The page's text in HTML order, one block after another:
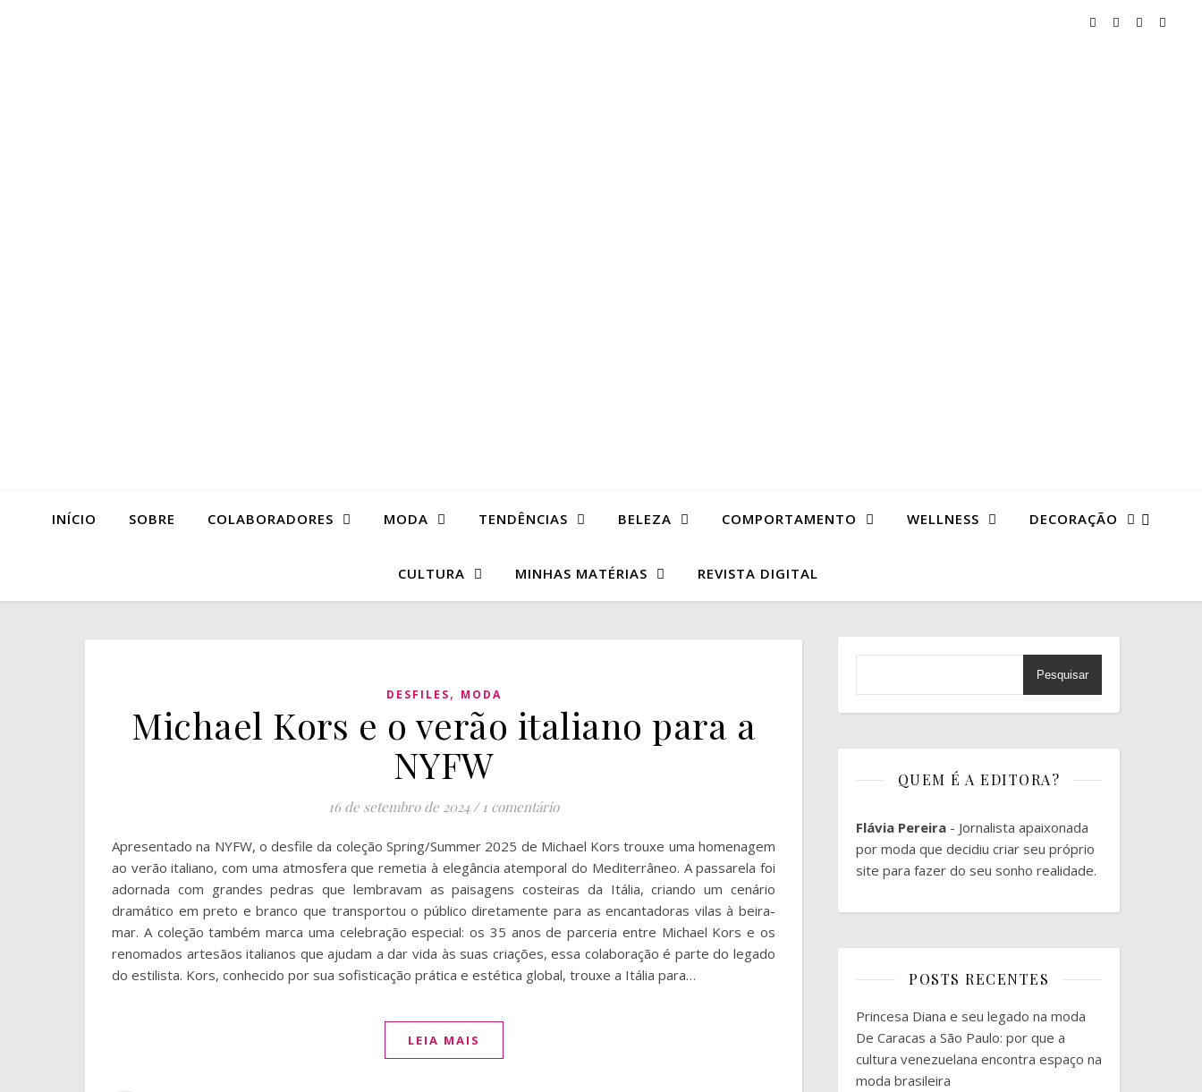
INÍCIO SOBRE COLABORADORES MODA TENDÊNCIAS BELEZA COMPORTAMENTO WELLNESS DECORAÇÃO
CULTURA MINHAS MATÉRIAS REVISTA DIGITAL
DESFILES, MODA
Michael Kors e o verão italiano para a
NYFW
16 de setembro de 2024 / 1 comentário
Apresentado na NYFW, o desfile da coleção Spring/Summer 2025 de Michael Kors trouxe uma homenagem
ao verão italiano, com uma atmosfera que remetia à elegância atemporal do Mediterrâneo. A passarela foi
adornada com grandes pedras que lembravam as paisagens costeiras da Itália, criando um cenário
dramático em preto e branco que transportou o público diretamente para as encantadoras vilas à beira-
mar. A coleção também marca uma celebração especial: os 35 anos de parceria entre Michael Kors e os
renomados artesãos italianos que ajudam a dar vida às suas criações, essa colaboração é parte do legado
do estilista. Kors, conhecido por sua sofisticação prática e estética global, trouxe a Itália para…
LEIA MAIS
Pesquisar
QUEM É A EDITORA?
Flávia Pereira - Jornalista apaixonada
por moda que decidiu criar seu próprio
site para fazer do seu sonho realidade.
POSTS RECENTES
Princesa Diana e seu legado na moda
De Caracas a São Paulo: por que a
cultura venezuelana encontra espaço na
moda brasileira